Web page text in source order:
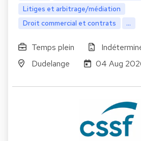
Litiges et arbitrage/médiation
Droit commercial et contrats
...
Temps plein
Dudelange
04 Aug